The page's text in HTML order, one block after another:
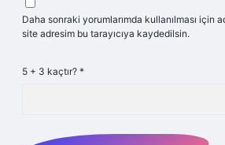
Daha sonraki yorumlarımda kullanılması için
site adresim bu tarayıcıya kaydedilsin.
5 + 3 kaçtır? *